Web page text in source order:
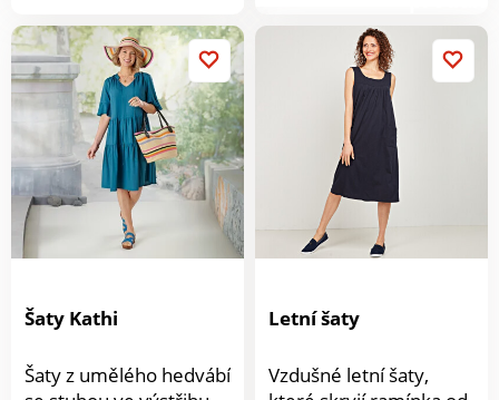
Lehké + elastické.
Snadná údržba.
zahřeje. Na zip a
patentky. Neklouže z
ramenou. Pro
pohodlné večery na
Šaty Kathi
Šaty z umělého hedvábí
Letní šaty
Vzdušné letní šaty,